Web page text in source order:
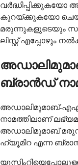
വർദ്ധിപ്പിക്കുകയോ
കുറയ്ക്കുകയോ
മരുന്നുകളുടെയും
ലിസ്റ്റ് എപ്പോഴും
ബ്രാൻഡ്
അഡാലിമുമാബ്-
നാമത്തിലാണ്
അഡാലിമുമാബ്
ഹ്യൂമിറ എന്ന